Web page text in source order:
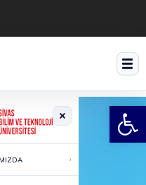
Translate
›